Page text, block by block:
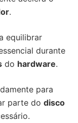
.
equilibrar
durante
do hardware.
para
parte do disco